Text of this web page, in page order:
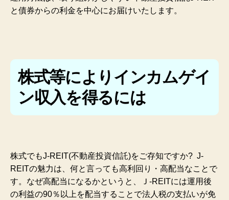
と債券からの利金を中心にお届けいたします。
株式等によりインカムゲイ
ン収入を得るには
株式でもJ-REIT(不動産投資信託)をご存知ですか? J-
REITの魅力は、何と言っても高利回り・高配当なことで
す。なぜ高配当になるかというと、Ｊ-REITには運用後
の利益の90％以上を配当することで法人税の支払いが免